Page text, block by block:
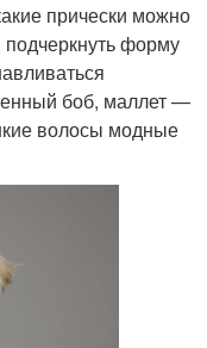
прически можно
форму
боб, маллет —
волосы модные